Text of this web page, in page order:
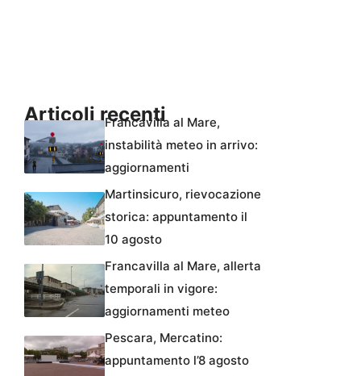
Articoli recenti
Francavilla al Mare,
instabilità meteo in arrivo:
aggiornamenti
Martinsicuro, rievocazione
storica: appuntamento il
10 agosto
Francavilla al Mare, allerta
temporali in vigore:
aggiornamenti meteo
Pescara, Mercatino:
appuntamento l’8 agosto